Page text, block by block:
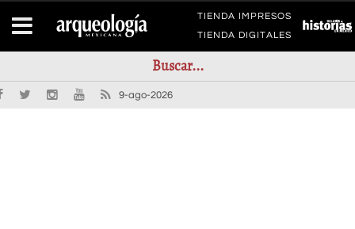
TIENDA IMPRESOS
TIENDA DIGITALES
9-ago-2026